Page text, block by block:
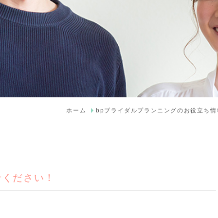
ホーム bpブライダルプランニングのお役立ち情
ださい！